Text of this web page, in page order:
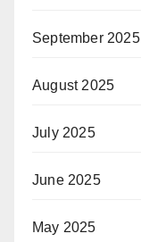
September 2025
August 2025
July 2025
June 2025
May 2025